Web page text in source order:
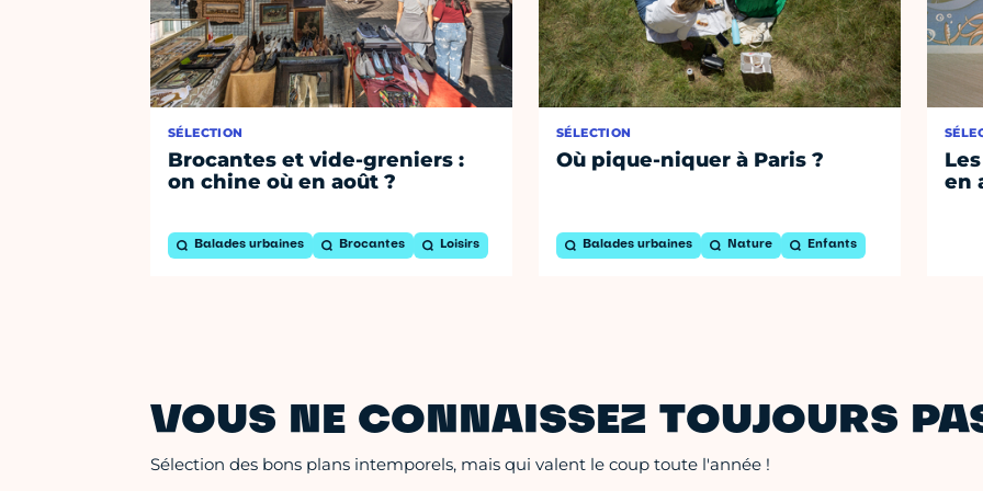
SÉLECTION
Brocantes et vide-greniers :
on chine où en août ?
Balades urbaines Brocantes Loisirs
SÉLECTION
Où pique-niquer à Paris ?
Balades urbaines Nature Enfants
en
VOUS NE CONNAISSEZ TOUJOURS
Sélection des bons plans intemporels, mais qui valent le coup toute l'année !